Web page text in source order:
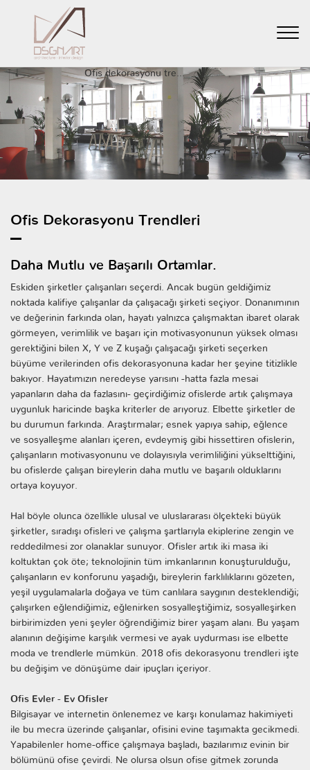
Anasayfa
Ofis dekorasyonu tre...
Ofis Dekorasyonu Trendleri
Daha Mutlu ve Başarılı Ortamlar.
Eskiden şirketler çalışanları seçerdi. Ancak bugün geldiğimiz
noktada kalifiye çalışanlar da çalışacağı şirketi seçiyor. Donanımının
ve değerinin farkında olan, hayatı yalnızca çalışmaktan ibaret olarak
görmeyen, verimlilik ve başarı için motivasyonunun yüksek olması
gerektiğini bilen X, Y ve Z kuşağı çalışacağı şirketi seçerken
büyüme verilerinden ofis dekorasyonuna kadar her şeyine titizlikle
bakıyor. Hayatımızın neredeyse yarısını -hatta fazla mesai
yapanların daha da fazlasını- geçirdiğimiz ofislerde artık çalışmaya
uygunluk haricinde başka kriterler de arıyoruz. Elbette şirketler de
bu durumun farkında. Araştırmalar; esnek yapıya sahip, eğlence
ve sosyalleşme alanları içeren, evdeymiş gibi hissettiren ofislerin,
çalışanların motivasyonunu ve dolayısıyla verimliliğini yükselttiğini,
bu ofislerde çalışan bireylerin daha mutlu ve başarılı olduklarını
ortaya koyuyor.
Hal böyle olunca özellikle ulusal ve uluslararası ölçekteki büyük
şirketler, sıradışı ofisleri ve çalışma şartlarıyla ekiplerine zengin ve
reddedilmesi zor olanaklar sunuyor. Ofisler artık iki masa iki
koltuktan çok öte; teknolojinin tüm imkanlarının konuşturulduğu,
çalışanların ev konforunu yaşadığı, bireylerin farklılıklarını gözeten,
yeşil uygulamalarla doğaya ve tüm canlılara saygının desteklendiği;
çalışırken eğlendiğimiz, eğlenirken sosyalleştiğimiz, sosyalleşirken
birbirimizden yeni şeyler öğrendiğimiz birer yaşam alanı. Bu yaşam
alanının değişime karşılık vermesi ve ayak uydurması ise elbette
moda ve trendlerle mümkün. 2018 ofis dekorasyonu trendleri işte
bu değişim ve dönüşüme dair ipuçları içeriyor.
Ofis Evler - Ev Ofisler
Bilgisayar ve internetin önlenemez ve karşı konulamaz hakimiyeti
ile bu mecra üzerinde çalışanlar, ofisini evine taşımakta gecikmedi.
Yapabilenler home-office çalışmaya başladı, bazılarımız evinin bir
bölümünü ofise çevirdi. Ne olursa olsun ofise gitmek zorunda